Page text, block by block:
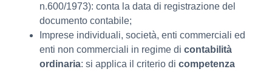
n.600/1973): conta la data di registrazione del
documento contabile;
Imprese individuali, società, enti commerciali ed
enti non commerciali in regime di contabilità
ordinaria: si applica il criterio di competenza